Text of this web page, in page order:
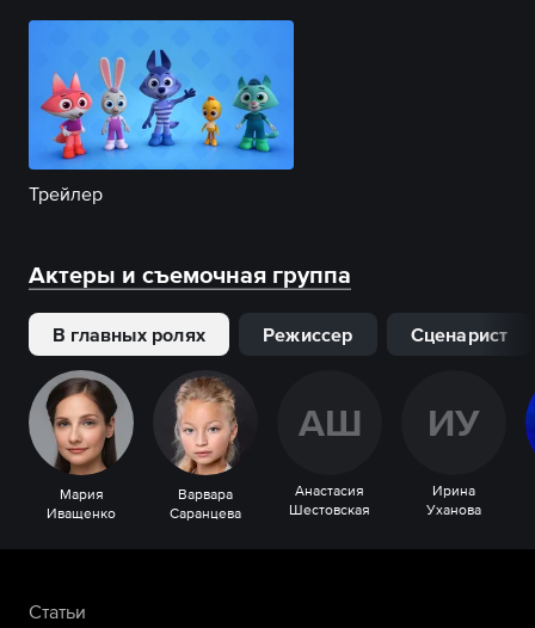
Трейлер
Актеры и съемочная группа
В главных ролях Режиссер Сценарист
Мария
Иващенко
Варвара
Саранцева
АШ
Анастасия
Шестовская
ИУ
Ирина
Уханова
Статьи